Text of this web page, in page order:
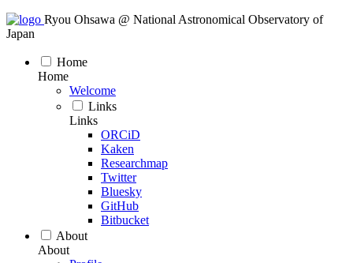
Ryou Ohsawa @ National Astronomical Observatory of
Japan
Home
Home
Welcome
Links
Links
ORCiD
Kaken
Researchmap
Twitter
Bluesky
GitHub
Bitbucket
About
About